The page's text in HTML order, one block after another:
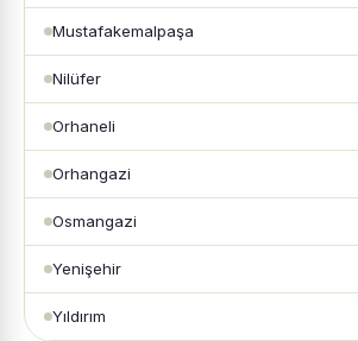
Mustafakemalpaşa
Nilüfer
Orhaneli
Orhangazi
Osmangazi
Yenişehir
Yıldırım